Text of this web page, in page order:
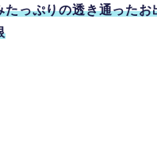
たっぷりの透き通った